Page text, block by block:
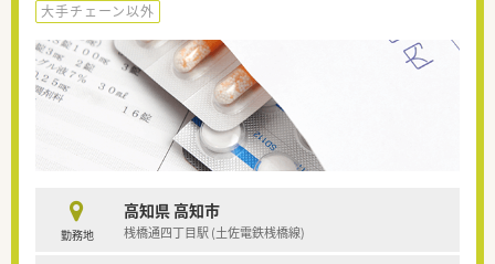
大手チェーン以外
勤務地
高知県 高知市
桟橋通四丁目駅 (土佐電鉄桟橋線)